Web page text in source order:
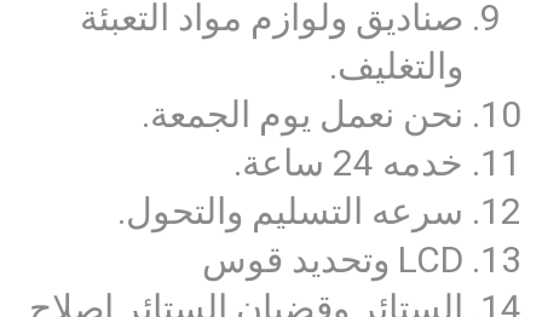
صناديق ولوازم مواد التعبئة
والتغليف.
نحن نعمل يوم الجمعة.
خدمه 24 ساعة.
سرعه التسليم والتحول.
LCD وتحديد قوس
الستائر وقضبان الستائر إصلاح